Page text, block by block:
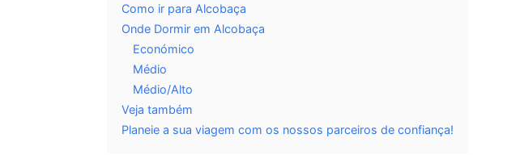
Como ir para Alcobaça
Onde Dormir em Alcobaça
Económico
Médio
Médio/Alto
Veja também
Planeie a sua viagem com os nossos parceiros de confiança!